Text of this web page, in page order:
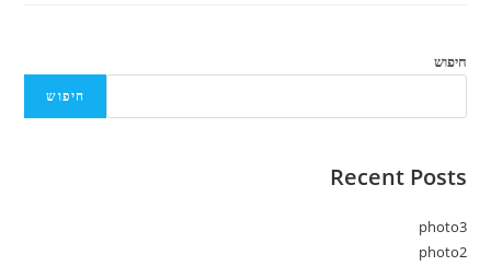
חיפוש
חיפוש
Recent Posts
photo3
photo2